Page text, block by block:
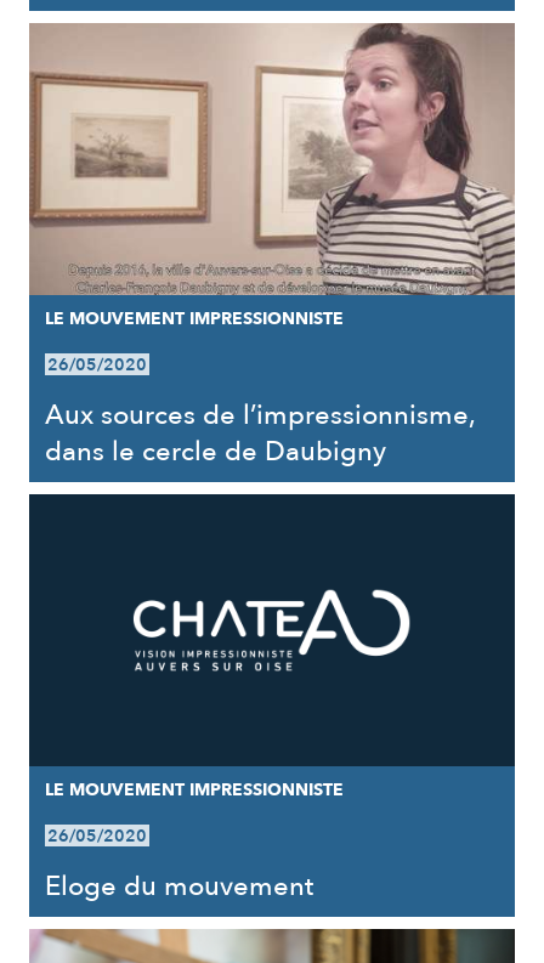
LE MOUVEMENT IMPRESSIONNISTE
26/05/2020
Aux sources de l’impressionnisme,
dans le cercle de Daubigny
LE MOUVEMENT IMPRESSIONNISTE
26/05/2020
Eloge du mouvement